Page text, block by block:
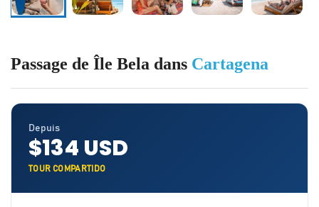
Passage de Île Bela dans Cartagena
Depuis
$134 USD
TOUR COMPARTIDO